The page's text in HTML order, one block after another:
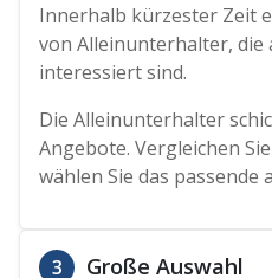
Innerhalb kürzester Zeit
von Alleinunterhalter,
interessiert sind.
Die Alleinunterhalter
Angebote. Vergleichen
wählen Sie das passende
3 Große Auswahl